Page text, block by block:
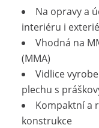
Na opravy a
interiéru i
Vhodná na
(MMA)
Vidlice
plechu s
Kompaktní a
konstrukce